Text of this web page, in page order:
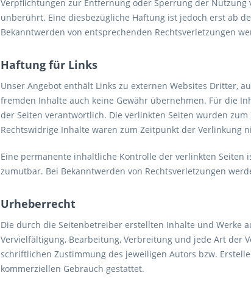
Verpflichtungen zur Entfernung oder Sperrung der
unberührt. Eine diesbezügliche Haftung ist jedoch erst ab
Bekanntwerden von entsprechenden Rechtsverletzungen
Haftung für Links
Unser Angebot enthält Links zu externen Websites Dritter,
fremden Inhalte auch keine Gewähr übernehmen. Für die
der Seiten verantwortlich. Die verlinkten Seiten wurden
Rechtswidrige Inhalte waren zum Zeitpunkt der Verlinkung
Eine permanente inhaltliche Kontrolle der verlinkten
zumutbar. Bei Bekanntwerden von Rechtsverletzungen
Urheberrecht
Die durch die Seitenbetreiber erstellten Inhalte und Werke
Vervielfältigung, Bearbeitung, Verbreitung und jede Art der
schriftlichen Zustimmung des jeweiligen Autors bzw.
kommerziellen Gebrauch gestattet.